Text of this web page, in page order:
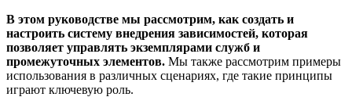
В этом руководстве мы рассмотрим, как создать и
настроить систему внедрения зависимостей, которая
позволяет управлять экземплярами служб и
промежуточных элементов. Мы также рассмотрим примеры
использования в различных сценариях, где такие принципы
играют ключевую роль.